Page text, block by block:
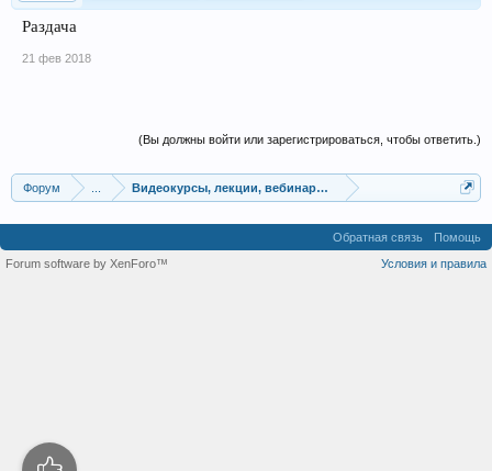
Раздача
21 фев 2018
(Вы должны войти или зарегистрироваться, чтобы ответить.)
Форум Видеокурсы, лекции, вебинары, учебный материал
Обратная связь
Помощь
Условия и правила
Forum software by XenForo™